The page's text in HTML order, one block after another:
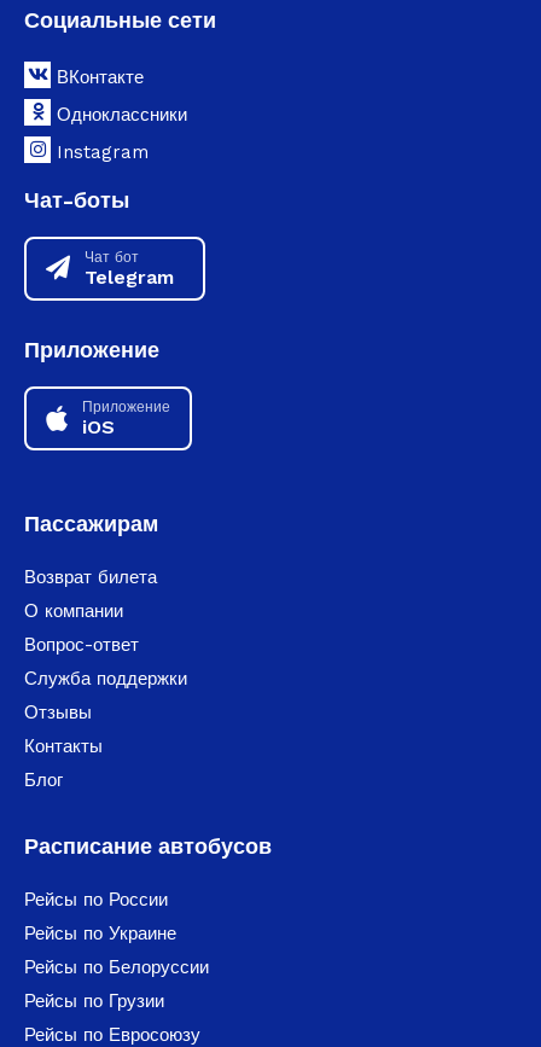
Социальные сети
ВКонтакте
Одноклассники
Instagram
Чат-боты
Чат бот
Telegram
Приложение
Приложение
iOS
Пассажирам
Возврат билета
О компании
Вопрос-ответ
Служба поддержки
Отзывы
Контакты
Блог
Расписание автобусов
Рейсы по России
Рейсы по Украине
Рейсы по Белоруссии
Рейсы по Грузии
Рейсы по Евросоюзу